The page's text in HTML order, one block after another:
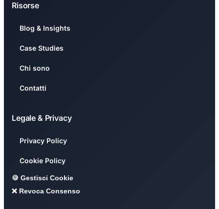
Risorse
Blog & Insights
Case Studies
Chi sono
Contatti
Legale & Privacy
Privacy Policy
Cookie Policy
🍪 Gestisci Cookie
❌ Revoca Consenso